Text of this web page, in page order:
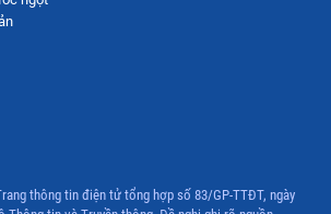
thông tin điện tử tổng hợp số 83/GP-TTĐT, ngày